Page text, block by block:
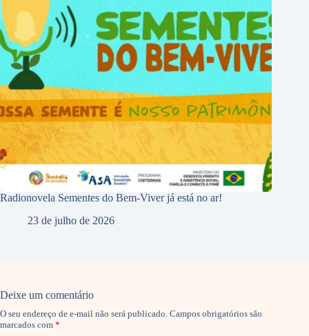
Radionovela Sementes do Bem-Viver já está no ar!
23 de julho de 2026
Deixe um comentário
O seu endereço de e-mail não será publicado. Campos obrigatórios são
marcados com *